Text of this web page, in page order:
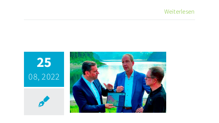
Weiterlesen
25
08, 2022
Überblick